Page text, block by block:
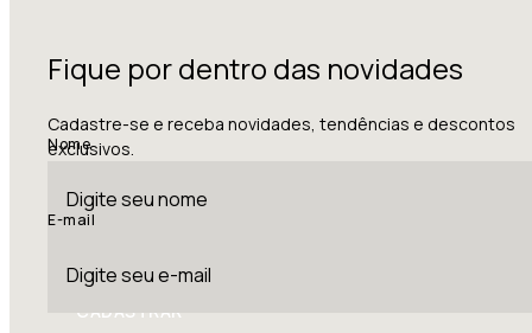
Fique por dentro das novidades
Cadastre-se e receba novidades, tendências e descontos
exclusivos.
Nome
E-mail
CADASTRAR